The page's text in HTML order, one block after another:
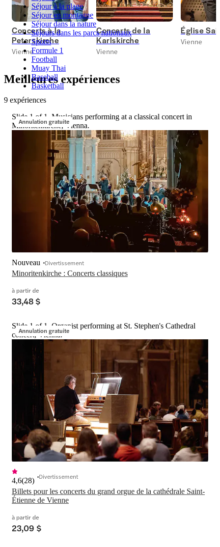
Séjour à la plage
Séjour en montagne
Séjour dans la nature
Séjours dans les parcs nationaux
Sports
Formule 1
Football
Muay Thai
Baseball
Basketball
Concerts à la
Peterskirche
Vienne
Concerts de la
Karlskirche
Vienne
Église
Vienne
Meilleures expériences
9 expériences
Annulation gratuite
Slide 1 of 1, Musicians performing at a classical concert in
Minoritenkirche, Vienna.
Minoritenkirche : Concerts classiques
Nouveau Divertissement
à partir de
33,48 $
Annulation gratuite
Slide 1 of 1, Organist performing at St. Stephen's Cathedral
concert, Vienna.
Billets pour les concerts du grand orgue de la cathédrale Saint-
Étienne de Vienne
4,6(28) Divertissement
à partir de
23,09 $